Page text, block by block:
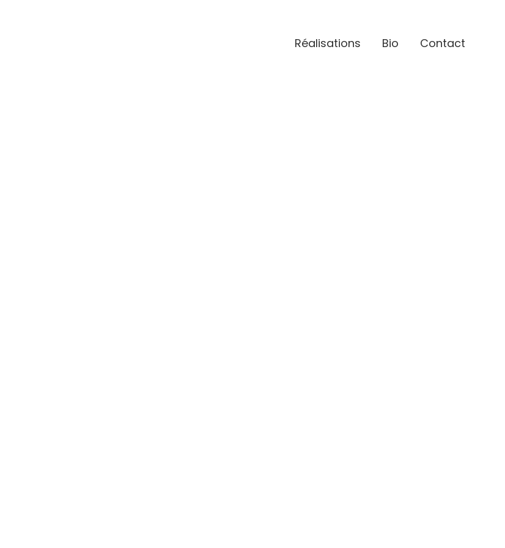
Réalisations Bio Contact